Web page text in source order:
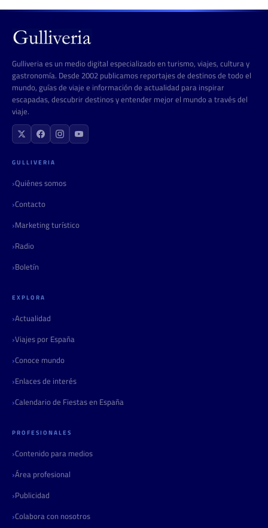
de
entradas
Gulliveria es un medio digital especializado en turismo, viajes, cultura y
gastronomía. Desde 2002 publicamos reportajes de destinos de todo el
mundo, guías de viaje e información de actualidad para inspirar
escapadas, descubrir destinos y entender mejor el mundo a través del
viaje.
GULLIVERIA
Quiénes somos
Contacto
Marketing turístico
Radio
Boletín
EXPLORA
Actualidad
Viajes por España
Conoce mundo
Enlaces de interés
Calendario de Fiestas en España
PROFESIONALES
Contenido para medios
Área profesional
Publicidad
Colabora con nosotros